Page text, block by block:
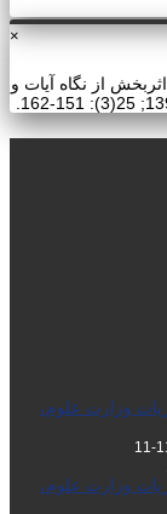
×
از نگاه آیات و
وزارت علوم،
وزارت علوم،